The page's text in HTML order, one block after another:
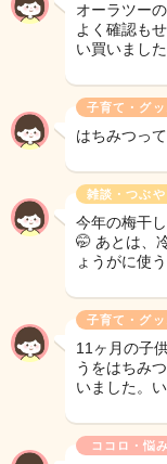
オーラツー
よく確認も
い買いまし
子育て・グ
はちみつっ
雑談・つぶや
今年の梅干
🤭 あとは、
ょうがに使
子育て・グ
11ヶ月の子
うをはちみ
いました。
ココロ・悩み